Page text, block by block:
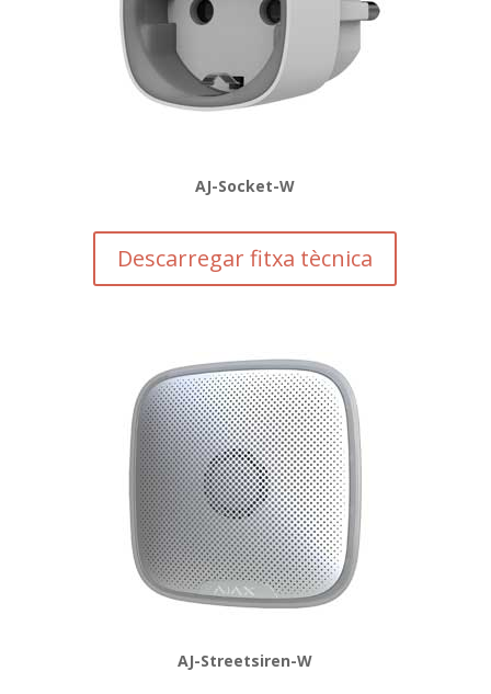
AJ-Socket-W
Descarregar fitxa tècnica
AJ-Streetsiren-W